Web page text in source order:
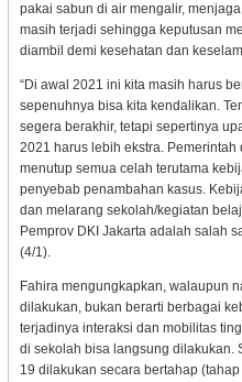
pakai sabun di air mengalir,
masih terjadi sehingga keputusan
diambil demi kesehatan dan
“Di awal 2021 ini kita masih harus
sepenuhnya bisa kita kendalikan.
segera berakhir, tetapi sepertinya
2021 harus lebih ekstra.
menutup semua celah terutama
penyebab penambahan kasus.
dan melarang sekolah/kegiatan
Pemprov DKI Jakarta adalah salah
(4/1).
Fahira mengungkapkan, walaupun
dilakukan, bukan berarti berbagai
terjadinya interaksi dan mobilitas
di sekolah bisa langsung dilakukan.
19 dilakukan secara bertahap